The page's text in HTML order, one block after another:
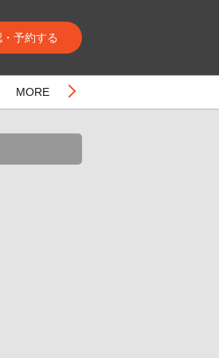
予約する
MORE